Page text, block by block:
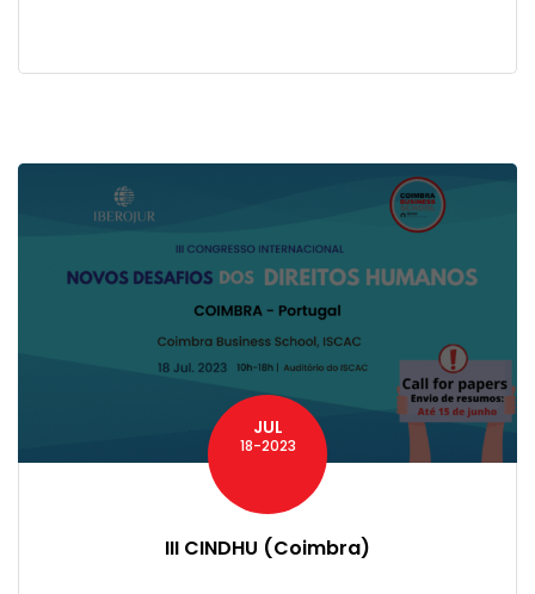
JUL
18-2023
III CINDHU (Coimbra)